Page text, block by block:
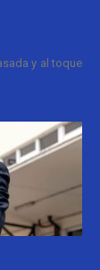
y al toque